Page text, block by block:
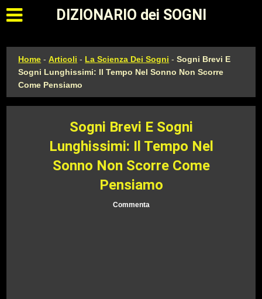
Apri il menu principale
DIZIONARIO dei SOGNI
Home -Articoli - La Scienza Dei Sogni -Sogni Brevi E
Sogni Lunghissimi: Il Tempo Nel Sonno Non Scorre
Come Pensiamo
Sogni Brevi E Sogni
Lunghissimi: Il Tempo Nel
Sonno Non Scorre Come
Pensiamo
Commenta